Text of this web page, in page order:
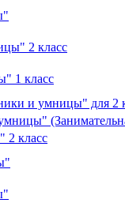
2 класс
1 класс
и умницы" для 2
2 класс